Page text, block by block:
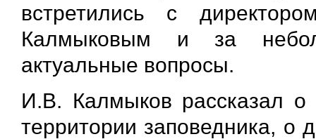
встретились с
Калмыковым и за
актуальные вопросы.
И.В. Калмыков рассказал
территории заповедника, о